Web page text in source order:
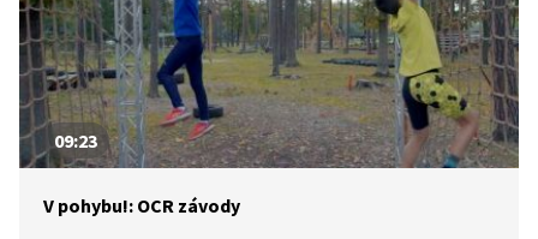
09:23
V pohybu!: OCR závody